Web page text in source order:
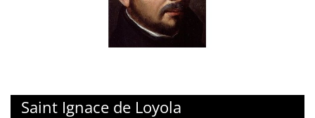
Saint Ignace de Loyola